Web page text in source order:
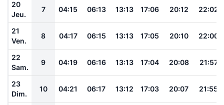
20
Jeu.
7 04:15 06:13 13:13 17:06 20:12 22:02
21
Ven.
8 04:17 06:15 13:13 17:05 20:10 22:00
22
Sam.
9 04:19 06:16 13:13 17:04 20:08 21:57
23
Dim.
10 04:21 06:17 13:12 17:03 20:07 21:55